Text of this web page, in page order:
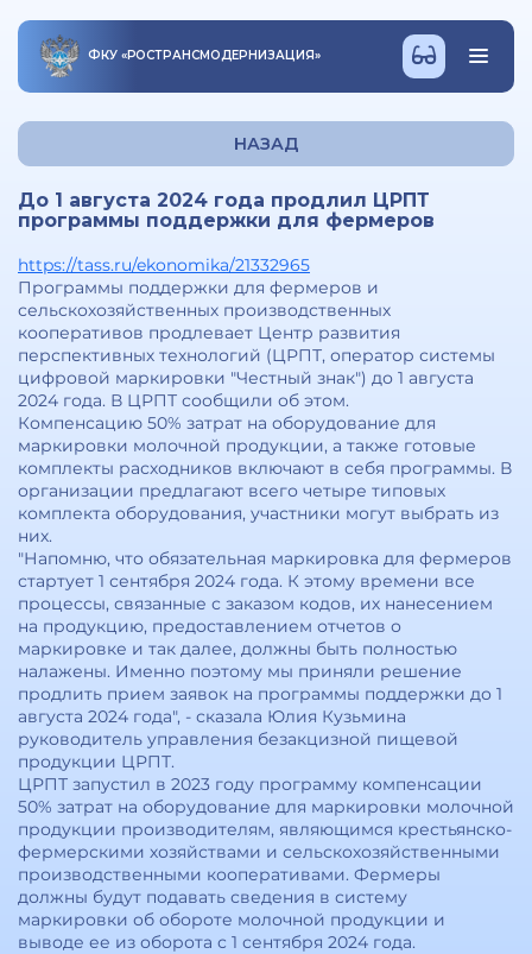
ФКУ «РОСТРАНСМОДЕРНИЗАЦИЯ»
НАЗАД
До 1 августа 2024 года продлил ЦРПТ
программы поддержки для фермеров
https://tass.ru/ekonomika/21332965
Программы поддержки для фермеров и
сельскохозяйственных производственных
кооперативов продлевает Центр развития
перспективных технологий (ЦРПТ, оператор системы
цифровой маркировки "Честный знак") до 1 августа
2024 года. В ЦРПТ сообщили об этом.
Компенсацию 50% затрат на оборудование для
маркировки молочной продукции, а также готовые
комплекты расходников включают в себя программы. В
организации предлагают всего четыре типовых
комплекта оборудования, участники могут выбрать из
них.
"Напомню, что обязательная маркировка для фермеров
стартует 1 сентября 2024 года. К этому времени все
процессы, связанные с заказом кодов, их нанесением
на продукцию, предоставлением отчетов о
маркировке и так далее, должны быть полностью
налажены. Именно поэтому мы приняли решение
продлить прием заявок на программы поддержки до 1
августа 2024 года", - сказала Юлия Кузьмина
руководитель управления безакцизной пищевой
продукции ЦРПТ.
ЦРПТ запустил в 2023 году программу компенсации
50% затрат на оборудование для маркировки молочной
продукции производителям, являющимся крестьянско-
фермерскими хозяйствами и сельскохозяйственными
производственными кооперативами. Фермеры
должны будут подавать сведения в систему
маркировки об обороте молочной продукции и
выводе ее из оборота с 1 сентября 2024 года.